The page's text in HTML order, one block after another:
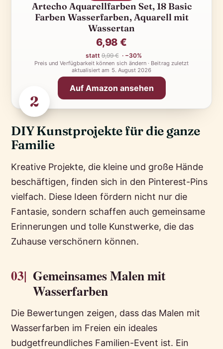
2
DIY Kunstprojekte für die ganze
Familie
Kreative Projekte, die kleine und große Hände
beschäftigen, finden sich in den Pinterest-Pins
vielfach. Diese Ideen fördern nicht nur die
Fantasie, sondern schaffen auch gemeinsame
Erinnerungen und tolle Kunstwerke, die das
Zuhause verschönern können.
03| Gemeinsames Malen mit
Wasserfarben
Die Bewertungen zeigen, dass das Malen mit
Wasserfarben im Freien ein ideales
budgetfreundliches Familien-Event ist. Ein
Artecho Aquarellfarben Set, 18 Basic
Farben Wasserfarben, Aquarell mit
Wassertan
6,98 €
statt9,99 € · −30%
Preis und Verfügbarkeit können sich ändern · Beitrag zuletzt
aktualisiert am 5. August 2026
Auf Amazon ansehen